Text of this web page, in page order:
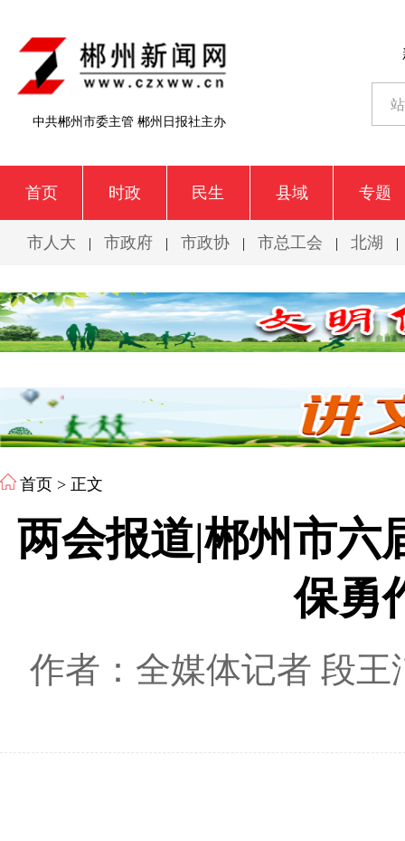
中共郴州市委主管 郴州日报社主办
首页 时政 民生 县域 专题
市人大 | 市政府 | 市政协 | 市总工会 | 北湖 |
首页 > 正文
两会报道|郴州市六
保勇
作者：全媒体记者 段王